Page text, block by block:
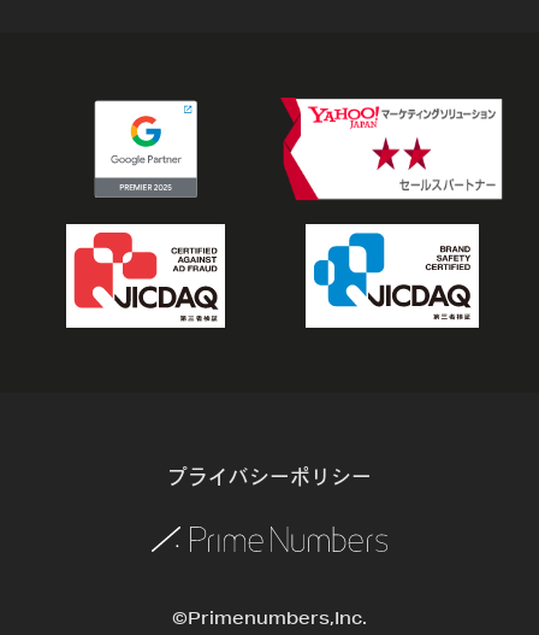
プライバシーポリシー
©Primenumbers,Inc.